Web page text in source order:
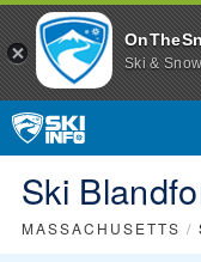
Ski &
Ski
MASSACHUSETTS /